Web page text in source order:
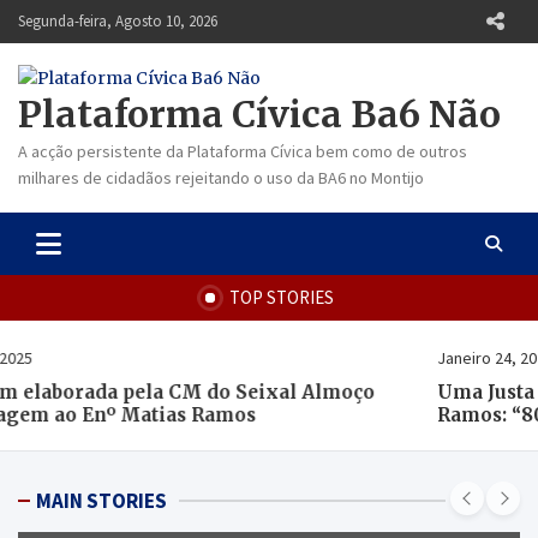
Skip
to
content
Segunda-feira, Agosto 10, 2026
Plataforma Cívica Ba6 Não
A acção persistente da Plataforma Cívica bem como de outros
milhares de cidadãos rejeitando o uso da BA6 no Montijo
TOP STORIES
Janeiro 24, 2025
Uma Justa e Merecida Homenagem a Carlos Matias
Ramos: “80 Anos e Muitos Amigos”
MAIN STORIES